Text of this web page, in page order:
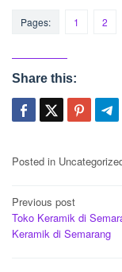
Pages: 1 2
Share this:
Posted in
Post
navigation
Previous post
Toko Keramik di
Keramik di Semarang